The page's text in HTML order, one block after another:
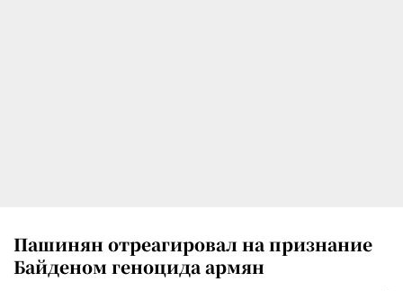
Пашинян отреагировал на признание
Байденом геноцида армян